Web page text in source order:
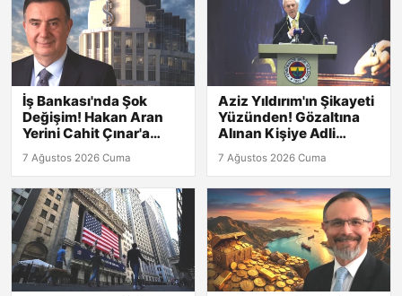
İş Bankası'nda Şok
Değişim! Hakan Aran
Yerini Cahit Çınar'a
Bıraktı
7 Ağustos 2026 Cuma
Aziz Yıldırım'ın Şikayeti
Yüzünden! Gözaltına
Alınan Kişiye Adli
Kontrol
7 Ağustos 2026 Cuma